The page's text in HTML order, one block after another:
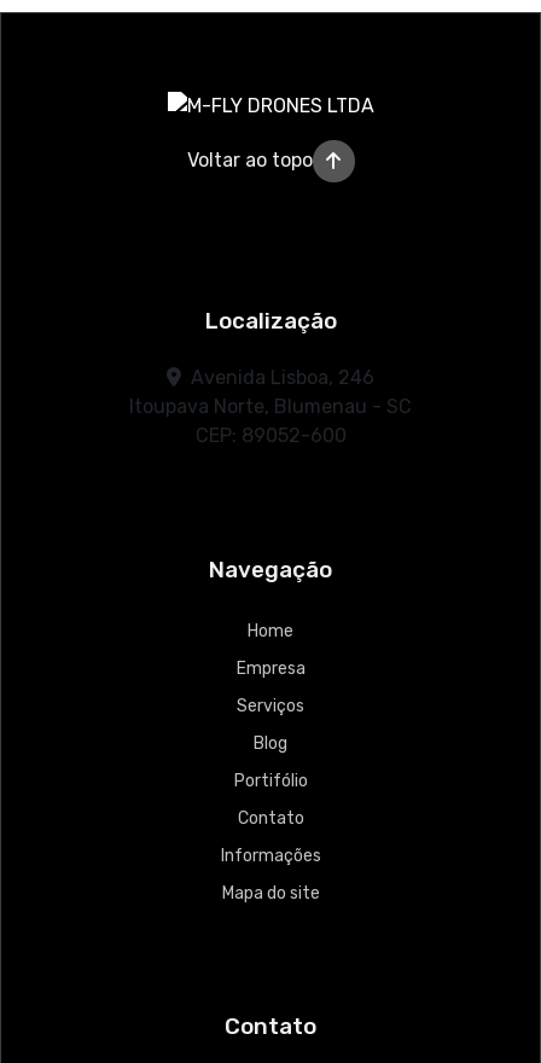
Voltar ao topo
Localização
Avenida Lisboa, 246
Itoupava Norte, Blumenau - SC
CEP: 89052-600
Navegação
Home
Empresa
Serviços
Blog
Portifólio
Contato
Informações
Mapa do site
Contato